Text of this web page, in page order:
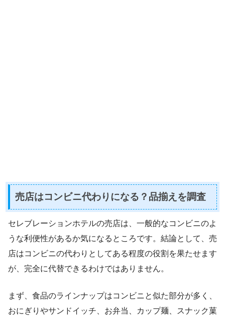
売店はコンビニ代わりになる？品揃えを調査
セレブレーションホテルの売店は、一般的なコンビニのよ
うな利便性があるか気になるところです。結論として、売
店はコンビニの代わりとしてある程度の役割を果たせます
が、完全に代替できるわけではありません。
まず、食品のラインナップはコンビニと似た部分が多く、
おにぎりやサンドイッチ、お弁当、カップ麺、スナック菓